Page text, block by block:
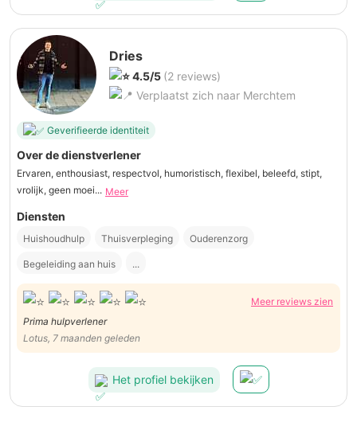
Dries
4.5/5 (2 reviews)
Verplaatst zich naar Merchtem
Geverifieerde identiteit
Over de dienstverlener
Ervaren, enthousiast, respectvol, humoristisch, flexibel, beleefd, stipt,
vrolijk, geen moei... Meer
Diensten
Huishoudhulp Thuisverpleging Ouderenzorg
Begeleiding aan huis ...
Meer reviews zien
Prima hulpverlener
Lotus, 7 maanden geleden
Het profiel bekijken